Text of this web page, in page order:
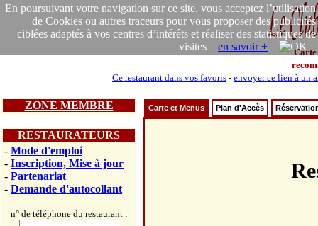
En poursuivant votre navigation sur ce site, vous acceptez l’utilisation
de Cookies ou autres traceurs pour vous proposer des publicités
ciblées adaptés à vos centres d’intérêts et réaliser des statistiques de
visites en savoir +
Carte
Ce restaurant dans vos favoris - envoyer ce lien à un
ZONE MEMBRE
RESTAURATEURS
- Mode d'emploi
- Inscription, Mise à jour
- Partenariat
- Demande d'autocollant
n° de téléphone du restaurant :
Carte et Menus Plan d'Accès